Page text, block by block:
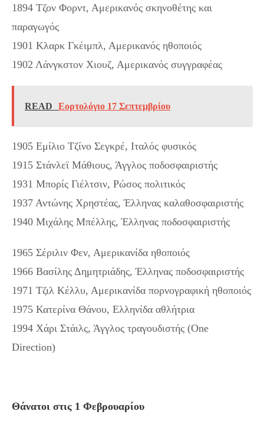
1894 Τζον Φορντ, Αμερικανός σκηνοθέτης και
παραγωγός
1901 Κλαρκ Γκέιμπλ, Αμερικανός ηθοποιός
1902 Λάνγκστον Χιουζ, Αμερικανός συγγραφέας
READ Εορτολόγιο 17 Σεπτεμβρίου
1905 Εμίλιο Τζίνο Σεγκρέ, Ιταλός φυσικός
1915 Στάνλεϊ Μάθιους, Άγγλος ποδοσφαιριστής
1931 Μπορίς Γιέλτσιν, Ρώσος πολιτικός
1937 Αντώνης Χρηστέας, Έλληνας καλαθοσφαιριστής
1940 Μιχάλης Μπέλλης, Έλληνας ποδοσφαιριστής
1965 Σέριλιν Φεν, Αμερικανίδα ηθοποιός
1966 Βασίλης Δημητριάδης, Έλληνας ποδοσφαιριστής
1971 Τζιλ Κέλλυ, Αμερικανίδα πορνογραφική ηθοποιός
1975 Κατερίνα Θάνου, Ελληνίδα αθλήτρια
1994 Χάρι Στάιλς, Άγγλος τραγουδιστής (One
Direction)
Θάνατοι στις 1 Φεβρουαρίου